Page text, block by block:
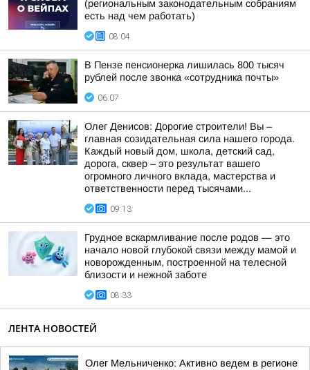
(региональным законодательным собраниям
есть над чем работать)
08:04
В Пензе пенсионерка лишилась 800 тысяч
рублей после звонка «сотрудника почты»
06:07
Олег Денисов: Дорогие строители! Вы –
главная созидательная сила нашего города.
Каждый новый дом, школа, детский сад,
дорога, сквер – это результат вашего
огромного личного вклада, мастерства и
ответственности перед тысячами...
09:13
Грудное вскармливание после родов — это
начало новой глубокой связи между мамой и
новорожденным, построенной на телесной
близости и нежной заботе
08:33
ЛЕНТА НОВОСТЕЙ
Олег Мельниченко: Активно ведем в регионе